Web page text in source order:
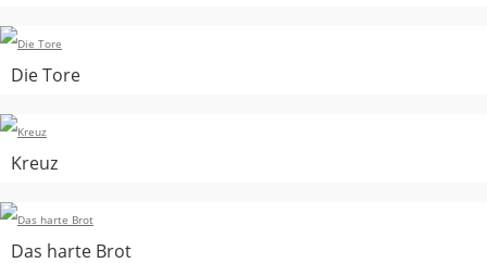
Die Tore
Kreuz
Das harte Brot